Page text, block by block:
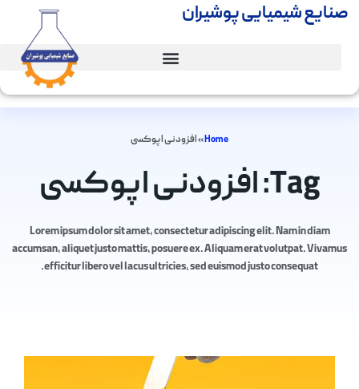
صنایع شیمیایی پوشیران
Home
»افزودنی اپوکسی
Tag: افزودنی اپوکسی
Lorem ipsum dolor sit amet, consectetur adipiscing elit. Nam in diam
accumsan, aliquet justo mattis, posuere ex. Aliquam erat volutpat. Vivamus
efficitur libero vel lacus ultricies, sed euismod justo consequat.